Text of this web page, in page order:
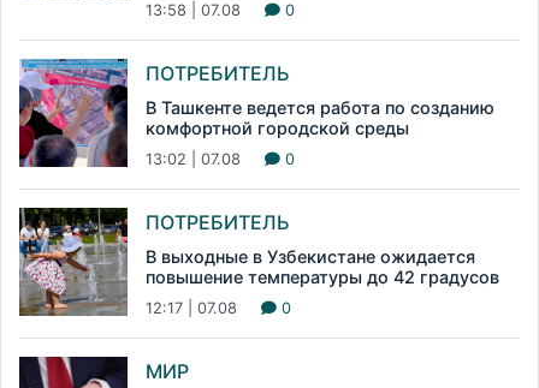
13:58 | 07.08 0
ПОТРЕБИТЕЛЬ
В Ташкенте ведется работа по созданию
комфортной городской среды
13:02 | 07.08 0
ПОТРЕБИТЕЛЬ
В выходные в Узбекистане ожидается
повышение температуры до 42 градусов
12:17 | 07.08 0
МИР